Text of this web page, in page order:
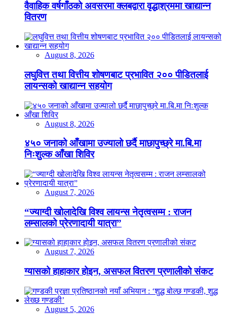
वैवाहिक वर्षगाँठको अवसरमा क्लबद्वारा वृद्धाश्रममा खाद्यान्न
वितरण
August 8, 2026
लघुवित्त तथा वित्तीय शोषणबाट प्रभावित २०० पीडितलाई
लायन्सको खाद्यान्न सहयोग
August 8, 2026
४५० जनाको आँखामा उज्यालो छर्दै माछापुच्छ्रे मा.बि.मा
निःशुल्क आँखा शिविर
August 7, 2026
“ज्याग्दी खोलादेखि विश्व लायन्स नेतृत्वसम्म : राजन
लम्सालको प्रेरणादायी यात्रा”
August 7, 2026
ग्यासको हाहाकार होइन, असफल वितरण प्रणालीको संकट
August 5, 2026